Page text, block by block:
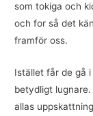
som tokiga och
och for så det
framför oss.
Istället får de gå
betydligt
allas